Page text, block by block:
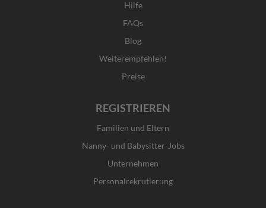
Hilfe
FAQs
Blog
Weiterempfehlen!
Preise
REGISTRIEREN
Familien und Eltern
Nanny- und Babysitter-Jobs
Unternehmen
Personalrekrutierung